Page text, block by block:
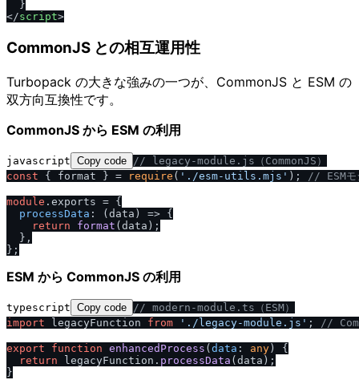
</script>
CommonJS との相互運用性
Turbopack の大きな強みの一つが、CommonJS と ESM の
双方向互換性です。
CommonJS から ESM の利用
javascript Copy code / / legacy-module.js（CommonJS）
const { format } = require ( '. /esm-utils.mjs' ); / / ESM
module . exports = {
processData : ( data ) => {
return
format (data);
  },
ESM から CommonJS の利用
typescript Copy code / / modern-module.ts（ESM）
import legacyFunction from '. / legacy-module.js' ; / /
export function enhancedProcess ( data : any ) {
return legacyFunction. processData (data);